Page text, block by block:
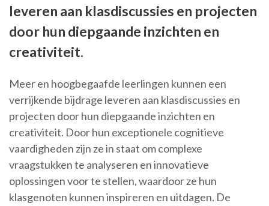
leveren aan klasdiscussies en projecten
door hun diepgaande inzichten en
creativiteit.
Meer en hoogbegaafde leerlingen kunnen een
verrijkende bijdrage leveren aan klasdiscussies en
projecten door hun diepgaande inzichten en
creativiteit. Door hun exceptionele cognitieve
vaardigheden zijn ze in staat om complexe
vraagstukken te analyseren en innovatieve
oplossingen voor te stellen, waardoor ze hun
klasgenoten kunnen inspireren en uitdagen. De